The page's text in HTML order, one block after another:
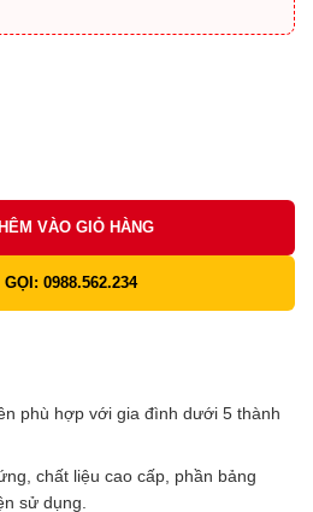
VÀO GIỎ HÀNG
GỌI: 0988.562.234
phù hợp với gia đình dưới 5 thành
chất liệu cao cấp, phần bảng
sử dụng.